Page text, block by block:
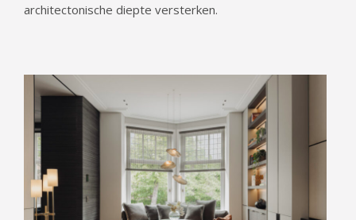
architectonische diepte versterken.